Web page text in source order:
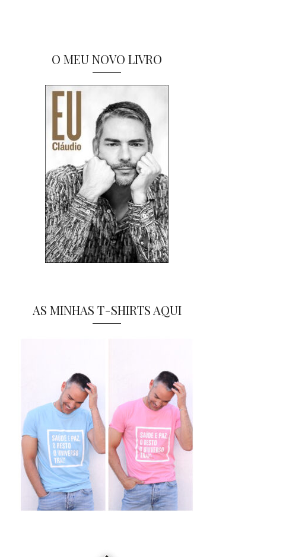
O MEU NOVO LIVRO
AS MINHAS T-SHIRTS AQUI